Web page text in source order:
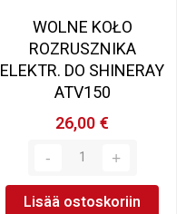
WOLNE KOŁO
ROZRUSZNIKA
ELEKTR. DO SHINERAY
ATV150
26,00 €
Lisää ostoskoriin